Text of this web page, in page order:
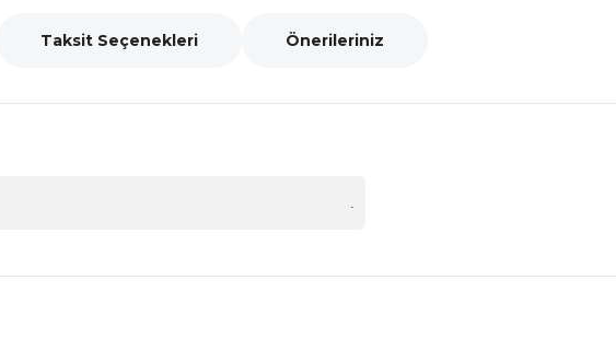
Taksit Seçenekleri Önerileriniz
.